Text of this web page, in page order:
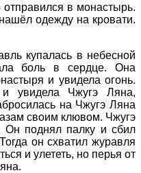
в монастырь.
одежду на кровати.
купалась в небесной
боль в сердце. Она
и увидела огонь.
увидела Чжугэ Ляна,
на Чжугэ Ляна
своим клювом. Чжугэ
поднял палку и сбил
он схватил журавля
и улететь, но перья от